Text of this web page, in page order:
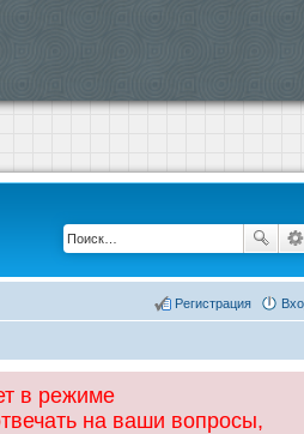
Регистрация
в режиме
на ваши вопросы,